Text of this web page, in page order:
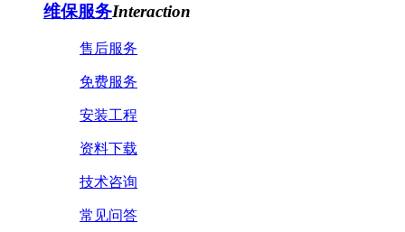
维保服务Interaction
售后服务
免费服务
安装工程
资料下载
技术咨询
常见问答